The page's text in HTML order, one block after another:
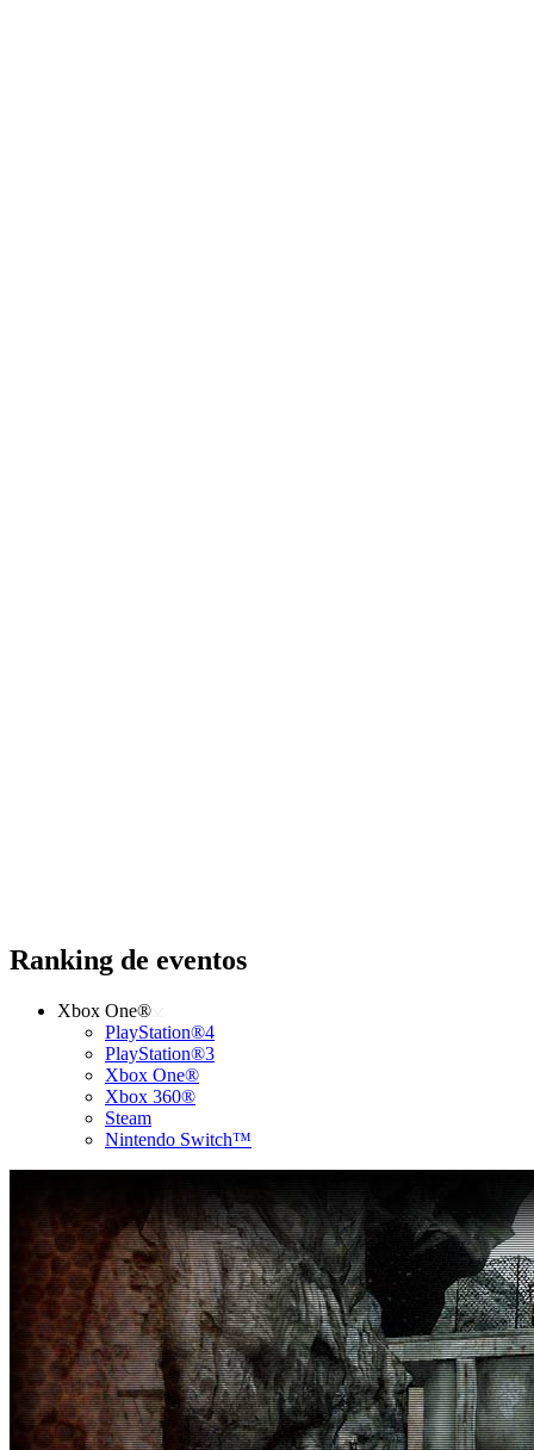
Ranking de eventos
Xbox One®
PlayStation®4
PlayStation®3
Xbox One®
Xbox 360®
Steam
Nintendo Switch™